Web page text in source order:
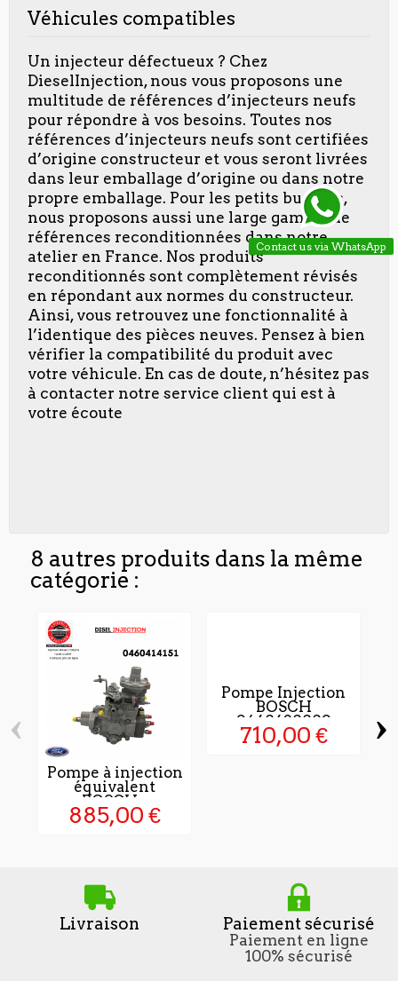
Véhicules compatibles
Un injecteur défectueux ? Chez
DieselInjection, nous vous proposons une
multitude de références d’injecteurs neufs
pour répondre à vos besoins. Toutes nos
références d’injecteurs neufs sont certifiées
d’origine constructeur et vous seront livrées
dans leur emballage d’origine ou dans notre
propre emballage. Pour les petits budgets,
nous proposons aussi une large gamme de
références reconditionnées dans notre
atelier en France. Nos produits
reconditionnés sont complètement révisés
en répondant aux normes du constructeur.
Ainsi, vous retrouvez une fonctionnalité à
l’identique des pièces neuves. Pensez à bien
vérifier la compatibilité du produit avec
votre véhicule. En cas de doute, n’hésitez pas
à contacter notre service client qui est à
votre écoute
8 autres produits dans la même
catégorie :
Pompe à injection
équivalent
BOSCH...
885,00 €
Pompe Injection
BOSCH
9460620009
710,00 €
‹ ›
Livraison Paiement sécurisé
Paiement en ligne
100% sécurisé
Contact us via WhatsApp